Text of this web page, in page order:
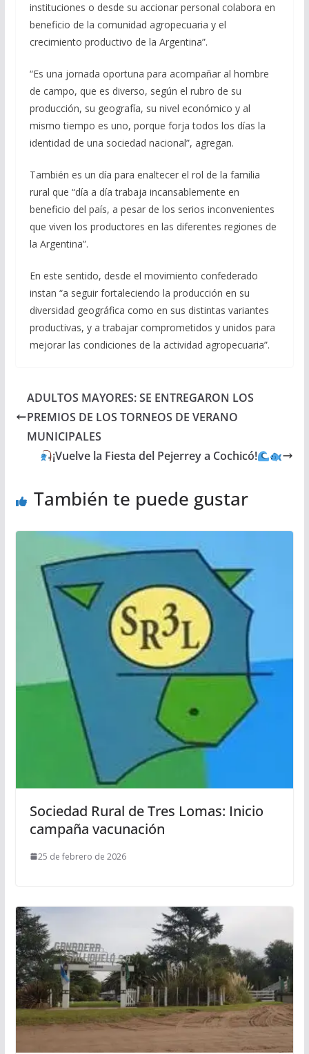
instituciones o desde su accionar personal colabora en
beneficio de la comunidad agropecuaria y el
crecimiento productivo de la Argentina”.
“Es una jornada oportuna para acompañar al hombre
de campo, que es diverso, según el rubro de su
producción, su geografía, su nivel económico y al
mismo tiempo es uno, porque forja todos los días la
identidad de una sociedad nacional”, agregan.
También es un día para enaltecer el rol de la familia
rural que “día a día trabaja incansablemente en
beneficio del país, a pesar de los serios inconvenientes
que viven los productores en las diferentes regiones de
la Argentina”.
En este sentido, desde el movimiento confederado
instan “a seguir fortaleciendo la producción en su
diversidad geográfica como en sus distintas variantes
productivas, y a trabajar comprometidos y unidos para
mejorar las condiciones de la actividad agropecuaria”.
ADULTOS MAYORES: SE ENTREGARON LOS
PREMIOS DE LOS TORNEOS DE VERANO
MUNICIPALES
¡Vuelve la Fiesta del Pejerrey a Cochicó!
También te puede gustar
Sociedad Rural de Tres Lomas: Inicio
campaña vacunación
25 de febrero de 2026